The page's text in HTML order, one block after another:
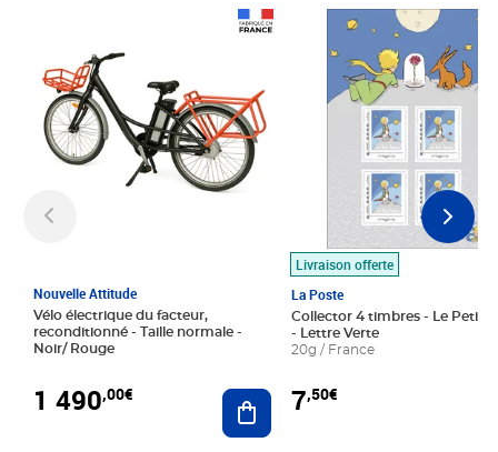
Nouvelle Attitude
Vélo électrique du facteur,
reconditionné - Taille normale -
Noir/ Rouge
1 490,00€ Ajouter au panier
Livraison offerte
La Poste
Collector 4 timbres - Le Petit
- Lettre Verte
20g / France
7,50€
Prix 7,50€